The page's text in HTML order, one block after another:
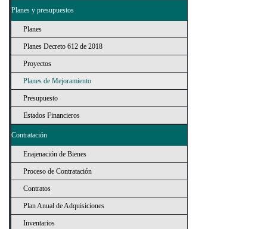
Planes y presupuestos
Planes
Planes Decreto 612 de 2018
Proyectos
Planes de Mejoramiento
Presupuesto
Estados Financieros
Contratación
Enajenación de Bienes
Proceso de Contratación
Contratos
Plan Anual de Adquisiciones
Inventarios